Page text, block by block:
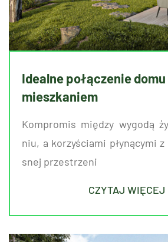
Idealne połączenie domu
mieszkaniem
Kom­pro­mis mię­dzy wy­go­dą
niu, a ko­rzy­ścia­mi pły­ną­cy­mi
snej prze­strze­ni
CZYTAJ WIĘCEJ